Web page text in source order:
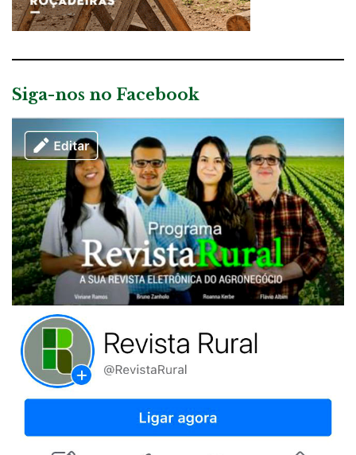
Siga-nos no Facebook